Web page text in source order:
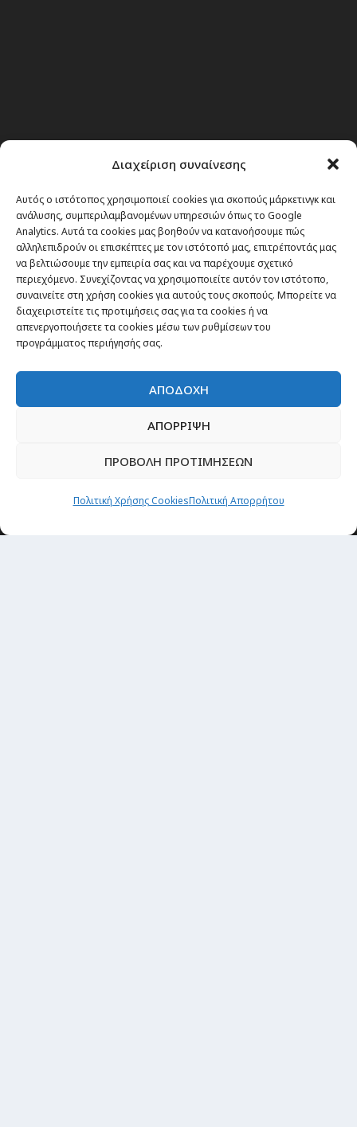
Διαχείριση συναίνεσης
Αυτός ο ιστότοπος χρησιμοποιεί cookies για σκοπούς μάρκετινγκ και
ανάλυσης, συμπεριλαμβανομένων υπηρεσιών όπως το Google
Analytics. Αυτά τα cookies μας βοηθούν να κατανοήσουμε πώς
αλληλεπιδρούν οι επισκέπτες με τον ιστότοπό μας, επιτρέποντάς μας
να βελτιώσουμε την εμπειρία σας και να παρέχουμε σχετικό
περιεχόμενο. Συνεχίζοντας να χρησιμοποιείτε αυτόν τον ιστότοπο,
συναινείτε στη χρήση cookies για αυτούς τους σκοπούς. Μπορείτε να
διαχειριστείτε τις προτιμήσεις σας για τα cookies ή να
απενεργοποιήσετε τα cookies μέσω των ρυθμίσεων του
προγράμματος περιήγησής σας.
ΑΠΟΔΟΧΗ
ΑΠΟΡΡΙΨΗ
ΠΡΟΒΟΛΗ ΠΡΟΤΙΜΗΣΕΩΝ
Πολιτική Χρήσης CookiesΠολιτική Απορρήτου
Θέματα
Passenger στην Ελλάδα
Passenger στον κόσμο
Οργάνωσε το ταξίδι σου